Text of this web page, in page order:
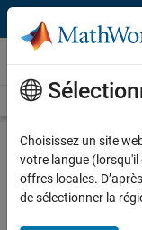
Passer au contenu
Vidéos
Videos Home Search
Description
Choisissez un site
votre langue (lorsqu'il
offres locales.
de sélectionner la